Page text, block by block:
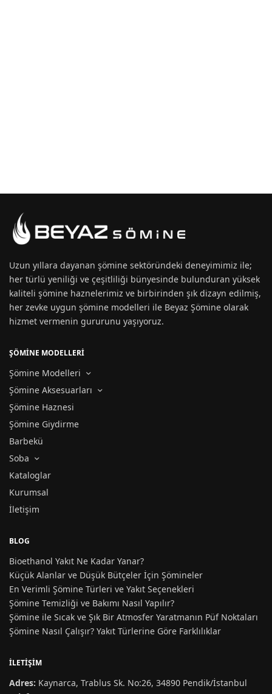
Uzun yıllara dayananşömine sektöründeki deneyimimiz ile;
her türlü yeniliği ve çeşitliliği bünyesinde bulunduran yüksek
kaliteli şömine haznelerimiz ve birbirinden şık dizayn edilmiş,
her zevke uygunşömine modelleri ile Beyaz Şömine olarak
hizmet vermenin gururunu yaşıyoruz.
ŞÖMİNE MODELLERİ
Şömine Modelleri
Şömine Aksesuarları
Şömine Haznesi
Şömine Giydirme
Barbekü
Soba
Kataloglar
Kurumsal
İletişim
BLOG
Bioethanol Yakıt Ne Kadar Yanar?
Küçük Alanlar ve Düşük Bütçeler İçin Şömineler
En Verimli Şömine Türleri ve Yakıt Seçenekleri
Şömine Temizliği ve Bakımı Nasıl Yapılır?
Şömine ile Sıcak ve Şık Bir Atmosfer Yaratmanın Püf Noktaları
Şömine Nasıl Çalışır? Yakıt Türlerine Göre Farklılıklar
İLETIŞIM
Adres: Kaynarca, Trablus Sk. No:26, 34890 Pendik/İstanbul